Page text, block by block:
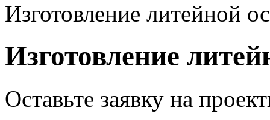
Изготовление литейной
Изготовление
Оставьте заявку на